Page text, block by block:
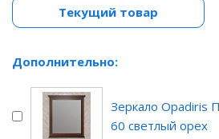
Текущий товар
Дополнительно:
Зеркало Opadiris
60 светлый орех